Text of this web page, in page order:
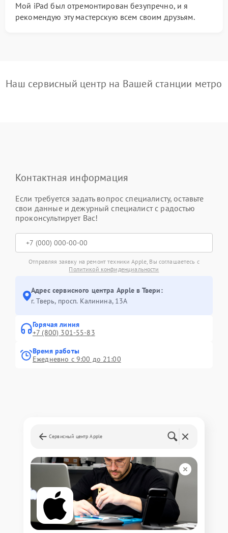
Мой iPad был отремонтирован безупречно, и я
рекомендую эту мастерскую всем своим друзьям.
Наш сервисный центр на Вашей станции метро
Контактная информация
Если требуется задать вопрос специалисту, оставьте
свои данные и дежурный специалист с радостью
проконсультирует Вас!
Отправляя заявку на ремонт техники Apple, Вы соглашаетесь с
Политикой конфиденциальности
Адрес сервисного центра Apple в Твери:
г. Тверь, просп. Калинина, 13А
Горячая линия
+7 (800) 301-55-83
Время работы
Ежедневно с 9:00 до 21:00
Сервисный центр Apple